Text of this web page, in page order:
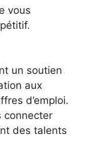
vous
un soutien
aux
d’emploi.
connecter
des talents